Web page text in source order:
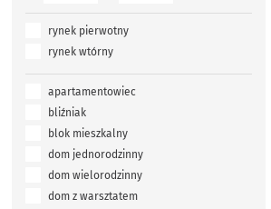
rynek pierwotny
rynek wtórny
apartamentowiec
bliźniak
blok mieszkalny
dom jednorodzinny
dom wielorodzinny
dom z warsztatem